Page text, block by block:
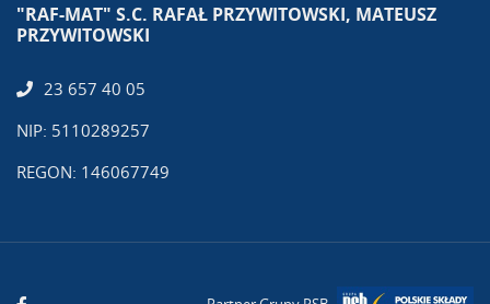
"RAF-MAT" S.C. RAFAŁ PRZYWITOWSKI, MATEUSZ
PRZYWITOWSKI
23 657 40 05
NIP: 5110289257
REGON: 146067749